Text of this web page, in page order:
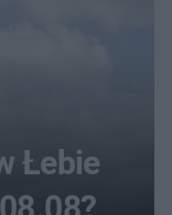
Łebie